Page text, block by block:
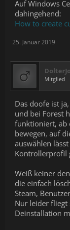
Auf Windows
dahingehend:
How to create
25. Januar 2019
Mitglied
Das doofe ist
und bei Forest
funktioniert, ab
bewegen, auf
auswählen
Kontrollerprofil
Weiß keiner
die einfach
Steam,
Nur leider fliegt
Deinstallation